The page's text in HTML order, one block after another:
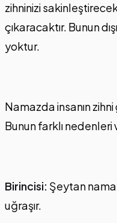
zihninizi
çıkaracaktır. Bunun
yoktur.
Namazda insanın
Bunun farklı nedenleri
Birincisi: Şeytan
uğraşır.